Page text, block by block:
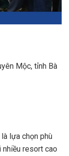
Mộc, tỉnh Bà
lựa chọn phù
resort cao